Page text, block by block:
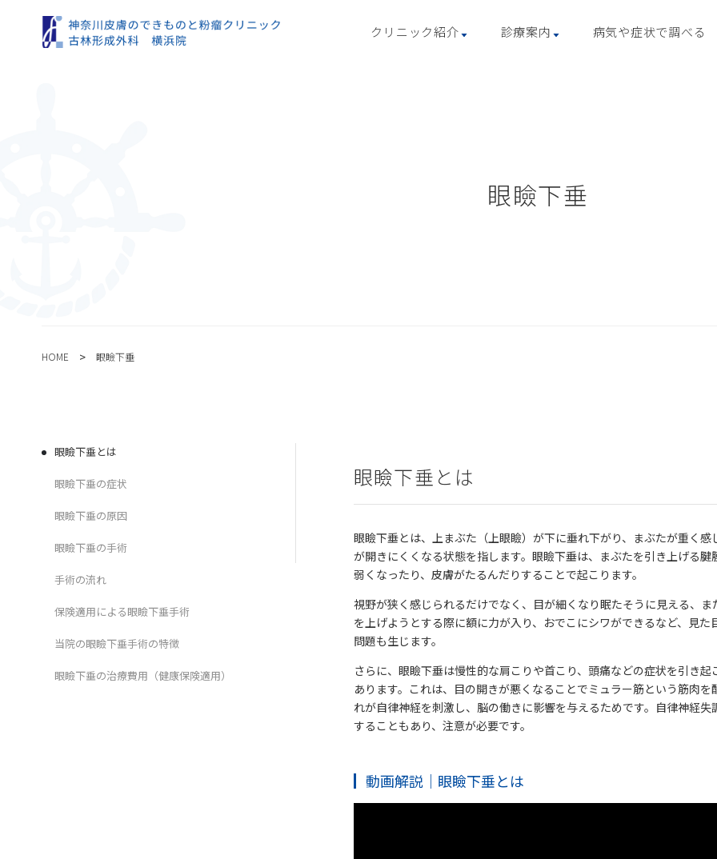
クリニック紹介 診療案内 病気や症状で調べる
眼瞼下垂
HOME > 眼瞼下垂
眼瞼下垂とは
眼瞼下垂の症状
眼瞼下垂の原因
眼瞼下垂の手術
手術の流れ
保険適用による眼瞼下垂手術
当院の眼瞼下垂手術の特徴
眼瞼下垂の治療費用（健康保険適用）
眼瞼下垂とは
眼瞼下垂とは、上まぶた（上眼瞼）が下に垂れ下がり、まぶたが重く感
が開きにくくなる状態を指します。眼瞼下垂は、まぶたを引き上げる腱
弱くなったり、皮膚がたるんだりすることで起こります。
視野が狭く感じられるだけでなく、目が細くなり眠たそうに見える、ま
を上げようとする際に額に力が入り、おでこにシワができるなど、見た
問題も生じます。
さらに、眼瞼下垂は慢性的な肩こりや首こり、頭痛などの症状を引き起
あります。これは、目の開きが悪くなることでミュラー筋という筋肉を
れが自律神経を刺激し、脳の働きに影響を与えるためです。自律神経失
することもあり、注意が必要です。
動画解説｜眼瞼下垂とは